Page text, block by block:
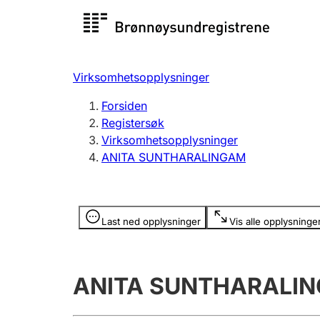
Registersøk
Registrere, endre, slette
Virksomhetsopplysninger
Forsiden
Registersøk
Virksomhetsopplysninger
ANITA SUNTHARALINGAM
Last ned opplysninger Vis alle
Opplysninger er skjult
ANITA